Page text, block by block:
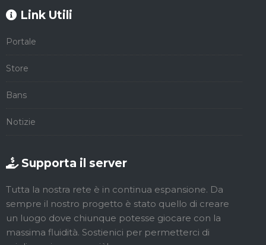
Link Utili
Portale
Store
Bans
Notizie
Supporta il server
Tutta la nostra rete è in continua espansione. Da
sempre il nostro progetto è stato quello di creare
un luogo dove chiunque potesse giocare con la
massima fluidità. Sostienici per permetterci di